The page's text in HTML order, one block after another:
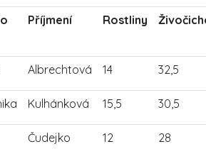
Příjmení Rostliny
Albrechtová 14 32,5
Kulhánková 15,5 30,5
Čudejko 12 28